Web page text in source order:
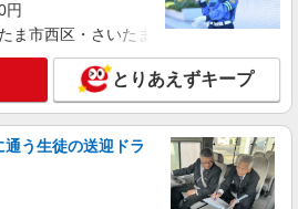
紹介予定派遣
無資格OKの介護スタッフ
円〜1,600円 ★週払いOK（規定あ
※給与幅は経験・能力による
県沼津市 【最寄駅】JR御殿場線「大岡」
円
ま市西区・さいたま市岩槻区・久喜市・
とりあえずキープ
う生徒の送迎ドラ